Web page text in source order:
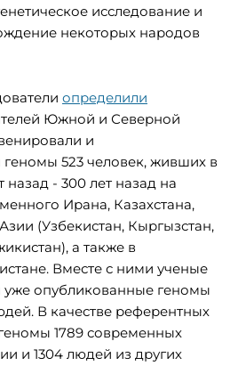
исследование и
некоторых народов
определили
Южной и Северной
и
523 человек, живших в
назад - 300 лет назад на
Ирана, Казахстана,
(Узбекистан, Кыргызстан,
а также в
Вместе с ними ученые
уже опубликованные геномы
В качестве референтных
1789 современных
и 1304 людей из других